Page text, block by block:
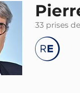
33 prises